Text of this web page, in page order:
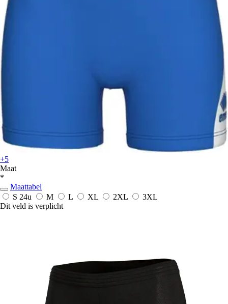
+5
Maat
*
Maattabel
S 24u M L XL 2XL
3XL
Dit veld is verplicht